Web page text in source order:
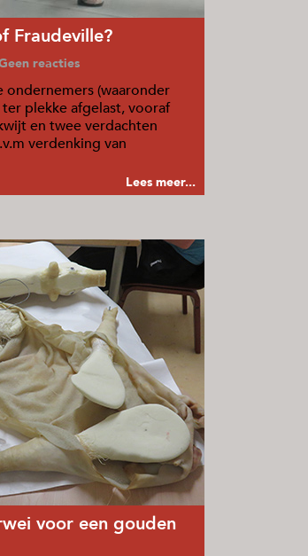
Fraudeville?
reacties
ondernemers (waaronder
plekke afgelast, vooraf
en twee verdachten
verdenking van
Lees meer...
voor een gouden